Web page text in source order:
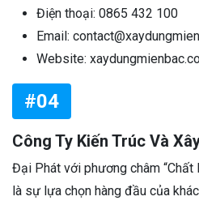
Điện thoại: 0865 432 100
Email:
Website:
#04
Công Ty Kiến Trúc Và
Đại Phát với phương châm “Chất
là sự lựa chọn hàng đầu của